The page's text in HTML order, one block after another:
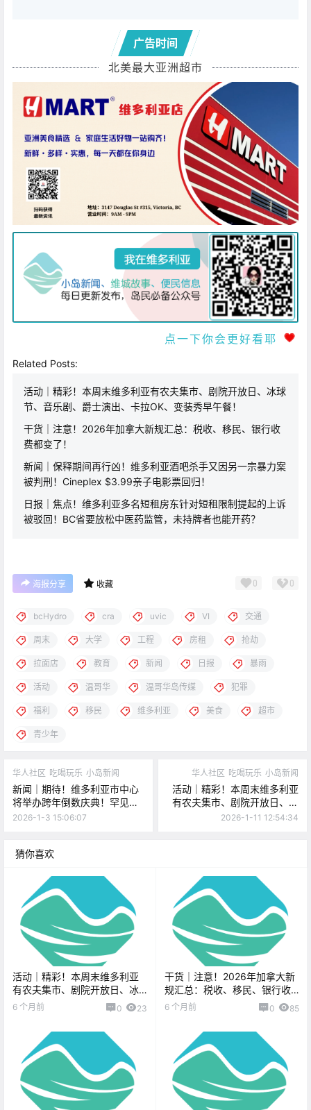
广告时间
北美最大亚洲超市
点一下你会更好看耶
Related Posts:
活动｜精彩！本周末维多利亚有农夫集市、剧院开放日、冰球
节、音乐剧、爵士演出、卡拉OK、变装秀早午餐！
干货｜注意！2026年加拿大新规汇总：税收、移民、银行收
费都变了！
新闻｜保释期间再行凶！维多利亚酒吧杀手又因另一宗暴力案
被判刑！Cineplex $3.99亲子电影票回归！
日报｜焦点！维多利亚多名短租房东针对短租限制提起的上诉
被驳回！BC省要放松中医药监管，未持牌者也能开药？
海报分享 收藏 0 0
bcHydro cra uvic VI 交通
周末 大学 工程 房租 抢劫
拉面店 教育 新闻 日报 暴雨
活动 温哥华 温哥华岛传媒 犯罪
福利 移民 维多利亚 美食 超市
青少年
华人社区 吃喝玩乐 小岛新闻
新闻｜期待！维多利亚市中心
将举办跨年倒数庆典！罕见鸟
类现身温哥华，轰动北美观鸟
2026-1-3 15:06:07
华人社区 吃喝玩乐 小岛新闻
活动｜精彩！本周末维多利亚
有农夫集市、剧院开放日、冰
球节、音乐剧、爵士演出、卡
2026-1-11 12:54:34
猜你喜欢
活动｜精彩！本周末维多利亚
有农夫集市、剧院开放日、冰
球节、音乐剧、爵士演出、卡
拉OK、变装秀早午餐！
6 个月前 0 23
干货｜注意！2026年加拿大新
规汇总：税收、移民、银行收
费都变了！
6 个月前 0 85